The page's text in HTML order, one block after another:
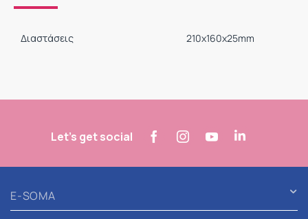
Διαστάσεις 210x160x25mm
Let's get social
E-SOMA